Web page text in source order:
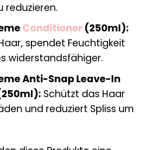
reduzieren.
Conditioner(250ml):
spendet Feuchtigkeit
widerstandsfähiger.
Anti-Snap Leave-In
Schützt das Haar
und reduziert Spliss um